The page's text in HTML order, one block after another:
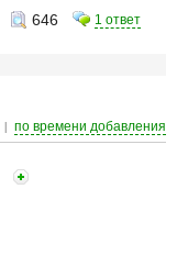
646 1 ответ
| по времени добавления